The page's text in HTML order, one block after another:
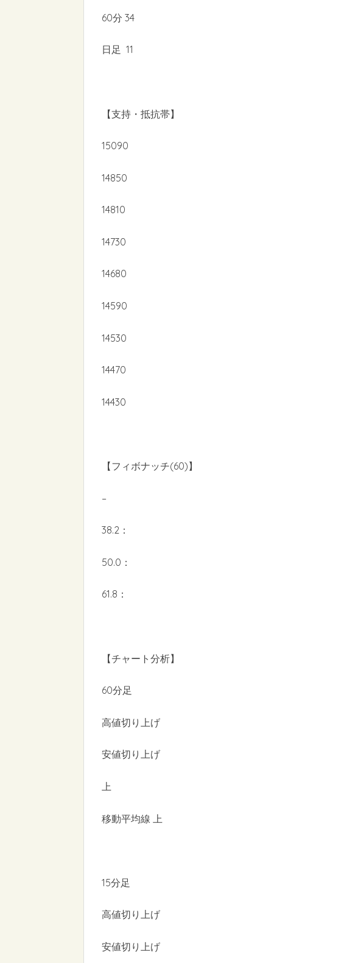
60分 34
日足 11
【支持・抵抗帯】
15090
14850
14810
14730
14680
14590
14530
14470
14430
【フィボナッチ(60)】
–
38.2：
50.0：
61.8：
【チャート分析】
60分足
高値切り上げ
安値切り上げ
上
移動平均線 上
15分足
高値切り上げ
安値切り上げ